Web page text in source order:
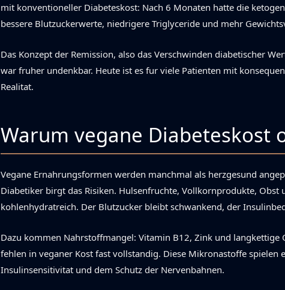
mit konventioneller Diabeteskost: Nach 6 Monaten hatte die
bessere Blutzuckerwerte, niedrigere Triglyceride und mehr
Das Konzept der Remission, also das Verschwinden diabetischer
war fruher undenkbar. Heute ist es fur viele Patienten mit
Realitat.
Warum vegane Diabeteskost
Vegane Ernahrungsformen werden manchmal als herzgesund
Diabetiker birgt das Risiken. Hulsenfruchte, Vollkornprodukte, Obst
kohlenhydratreich. Der Blutzucker bleibt schwankend, der
Dazu kommen Nahrstoffmangel: Vitamin B12, Zink und langkettige
fehlen in veganer Kost fast vollstandig. Diese Mikronastoffe spielen
Insulinsensitivitat und dem Schutz der Nervenbahnen.